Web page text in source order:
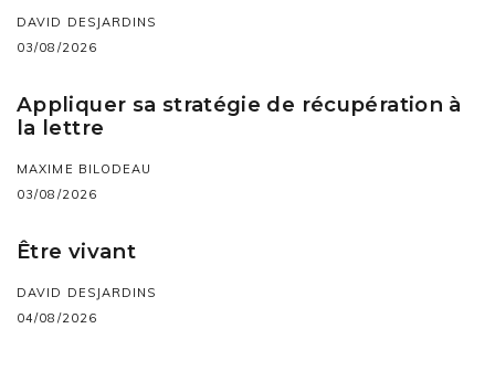
DAVID DESJARDINS
03/08/2026
Appliquer sa stratégie de récupération à
la lettre
MAXIME BILODEAU
03/08/2026
Être vivant
DAVID DESJARDINS
04/08/2026